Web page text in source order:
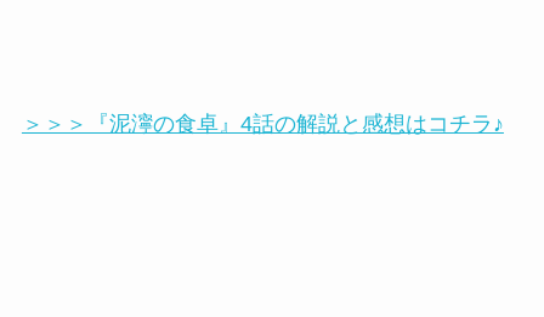
＞＞＞『泥濘の食卓』4話の解説と感想はコチラ♪